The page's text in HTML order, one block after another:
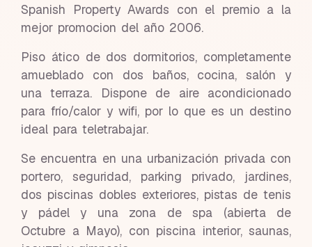
Spanish Property Awards con el premio a la
mejor promocion del año 2006.
Piso ático de dos dormitorios, completamente
amueblado con dos baños, cocina, salón y
una terraza. Dispone de aire acondicionado
para frío/calor y wifi, por lo que es un destino
ideal para teletrabajar.
Se encuentra en una urbanización privada con
portero, seguridad, parking privado, jardines,
dos piscinas dobles exteriores, pistas de tenis
y pádel y una zona de spa (abierta de
Octubre a Mayo), con piscina interior, saunas,